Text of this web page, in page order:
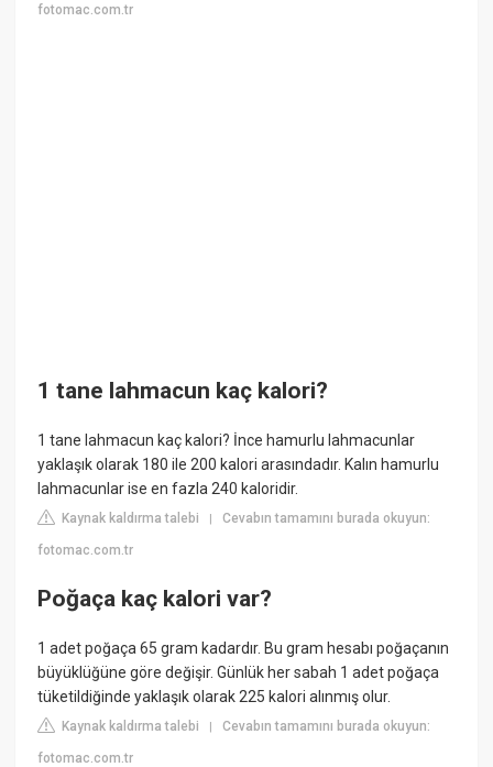
fotomac.com.tr
1 tane lahmacun kaç kalori?
1 tane lahmacun kaç kalori? İnce hamurlu lahmacunlar
yaklaşık olarak 180 ile 200 kalori arasındadır. Kalın hamurlu
lahmacunlar ise en fazla 240 kaloridir.
Kaynak kaldırma talebi |Cevabın tamamını burada okuyun:
fotomac.com.tr
Poğaça kaç kalori var?
1 adet poğaça 65 gram kadardır. Bu gram hesabı poğaçanın
büyüklüğüne göre değişir. Günlük her sabah 1 adet poğaça
tüketildiğinde yaklaşık olarak 225 kalori alınmış olur.
Kaynak kaldırma talebi |Cevabın tamamını burada okuyun:
fotomac.com.tr